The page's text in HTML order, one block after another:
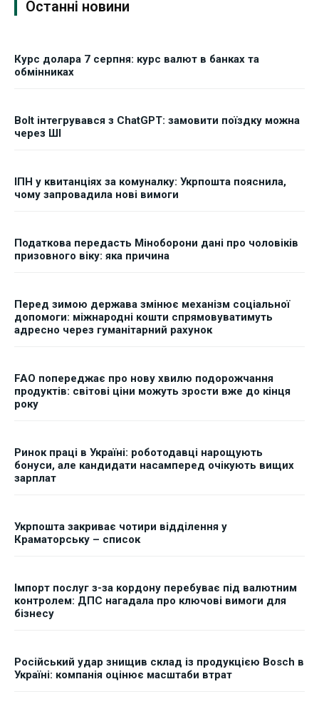
Останні новини
Курс долара 7 серпня: курс валют в банках та
обмінниках
Bolt інтегрувався з ChatGPT: замовити поїздку можна
через ШІ
ІПН у квитанціях за комуналку: Укрпошта пояснила,
чому запровадила нові вимоги
Податкова передасть Міноборони дані про чоловіків
призовного віку: яка причина
Перед зимою держава змінює механізм соціальної
допомоги: міжнародні кошти спрямовуватимуть
адресно через гуманітарний рахунок
FAO попереджає про нову хвилю подорожчання
продуктів: світові ціни можуть зрости вже до кінця
року
Ринок праці в Україні: роботодавці нарощують
бонуси, але кандидати насамперед очікують вищих
зарплат
Укрпошта закриває чотири відділення у
Краматорську – список
Імпорт послуг з-за кордону перебуває під валютним
контролем: ДПС нагадала про ключові вимоги для
бізнесу
Російський удар знищив склад із продукцією Bosch в
Україні: компанія оцінює масштаби втрат